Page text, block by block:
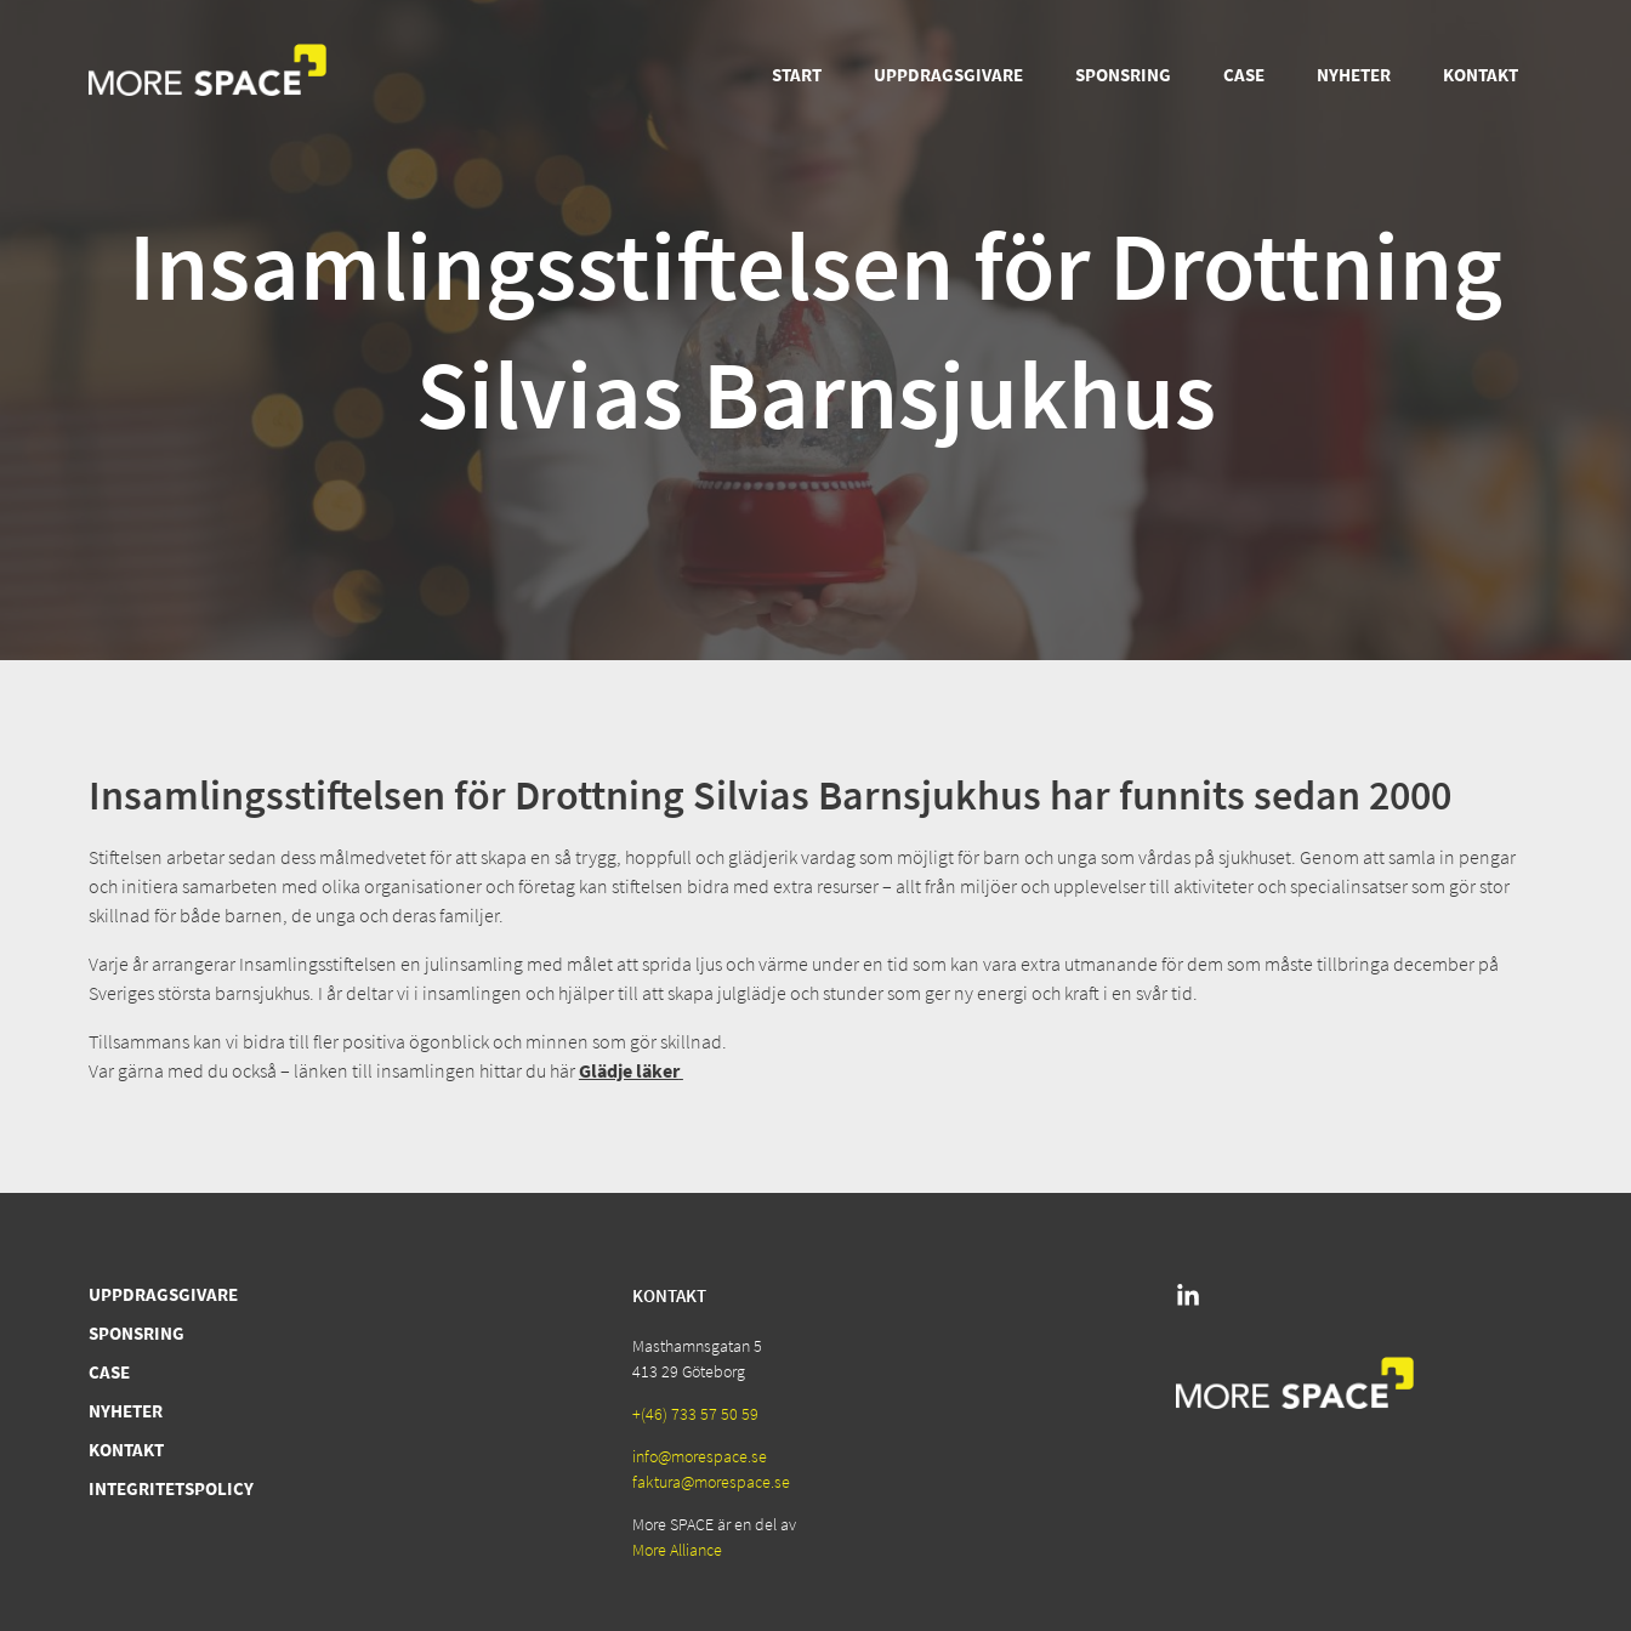
START UPPDRAGSGIVARE SPONSRING CASE NYHETER KONTAKT
Insamlingsstiftelsen för Drottning
Silvias Barnsjukhus
Insamlingsstiftelsen för Drottning Silvias Barnsjukhus har funnits sedan 2000
Stiftelsen arbetar sedan dess målmedvetet för att skapa en så trygg, hoppfull och glädjerik vardag som möjligt för barn och unga som vårdas på sjukhuset. Genom att samla in pengar
och initiera samarbeten med olika organisationer och företag kan stiftelsen bidra med extra resurser – allt från miljöer och upplevelser till aktiviteter och specialinsatser som gör stor
skillnad för både barnen, de unga och deras familjer.
Varje år arrangerar Insamlingsstiftelsen en julinsamling med målet att sprida ljus och värme under en tid som kan vara extra utmanande för dem som måste tillbringa december på
Sveriges största barnsjukhus. I år deltar vi i insamlingen och hjälper till att skapa julglädje och stunder som ger ny energi och kraft i en svår tid.
Tillsammans kan vi bidra till fler positiva ögonblick och minnen som gör skillnad.
Var gärna med du också – länken till insamlingen hittar du härGlädje läker
UPPDRAGSGIVARE
SPONSRING
CASE
NYHETER
KONTAKT
INTEGRITETSPOLICY
KONTAKT
Masthamnsgatan 5
413 29 Göteborg
+(46) 733 57 50 59
info@morespace.se
faktura@morespace.se
More SPACE är en del av
More Alliance